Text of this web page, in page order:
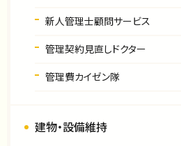
新人管理士顧問サービス
管理契約見直しドクター
管理費カイゼン隊
建物・設備維持